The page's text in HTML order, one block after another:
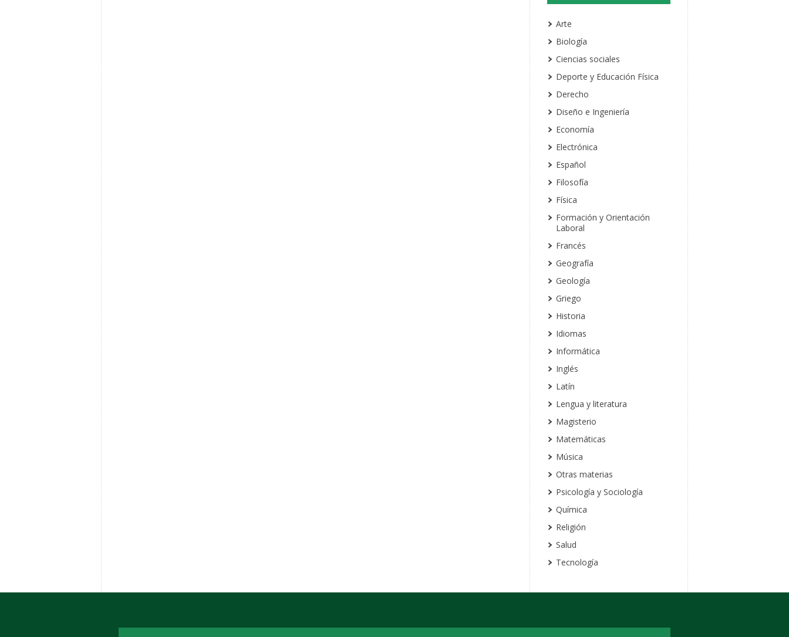
Arte
Biología
Ciencias sociales
Deporte y Educación Física
Derecho
Diseño e Ingeniería
Economía
Electrónica
Español
Filosofía
Física
Formación y Orientación
Laboral
Francés
Geografía
Geología
Griego
Historia
Idiomas
Informática
Inglés
Latín
Lengua y literatura
Magisterio
Matemáticas
Música
Otras materias
Psicología y Sociología
Química
Religión
Salud
Tecnología